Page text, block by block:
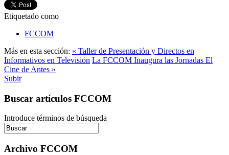
Etiquetado como
FCCOM
Más en esta sección: « Taller de Presentación y Directos en
Informativos en Televisión La FCCOM Inaugura las Jornadas El
Cine de Antes »
Subir
Buscar artículos FCCOM
Introduce términos de búsqueda
Archivo FCCOM